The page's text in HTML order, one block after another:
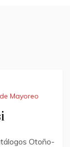
Mayoreo
Otoño-